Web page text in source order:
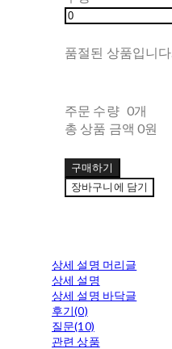
품절된 상품입니다.
주문 수량 0개
총 상품 금액 0원
구매하기
장바구니에 담기
상세 설명 머리글
상세 설명
상세 설명 바닥글
후기(0)
질문(10)
관련 상품